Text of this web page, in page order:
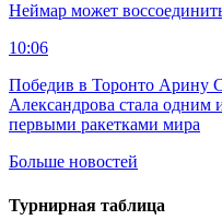
Неймар может
10:06
Победив в Торонто Арину
Александрова стала
первыми ракетками мира
Больше новостей
Турнирная таблица